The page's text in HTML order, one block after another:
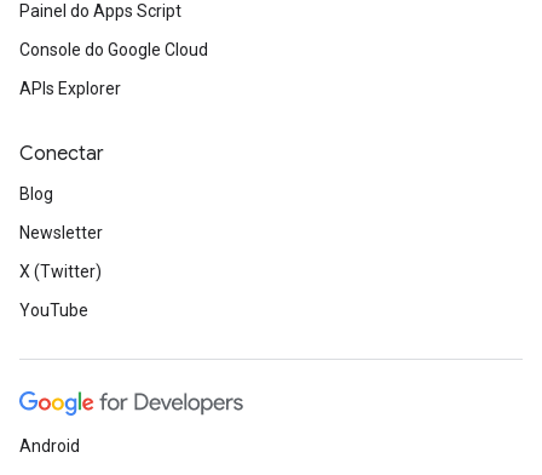
Painel do Apps Script
Console do Google Cloud
APIs Explorer
Conectar
Blog
Newsletter
X (Twitter)
YouTube
Android